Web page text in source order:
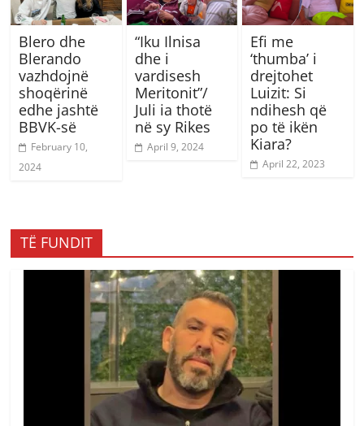
Blero dhe
Blerando
vazhdojnë
shoqërinë
edhe jashtë
BBVK-së
February 10,
2024
“Iku Ilnisa
dhe i
vardisesh
Meritonit”/
Juli ia thotë
në sy Rikes
April 9, 2024
Efi me
‘thumba’ i
drejtohet
Luizit: Si
ndihesh që
po të ikën
Kiara?
April 22, 2023
TË FUNDIT